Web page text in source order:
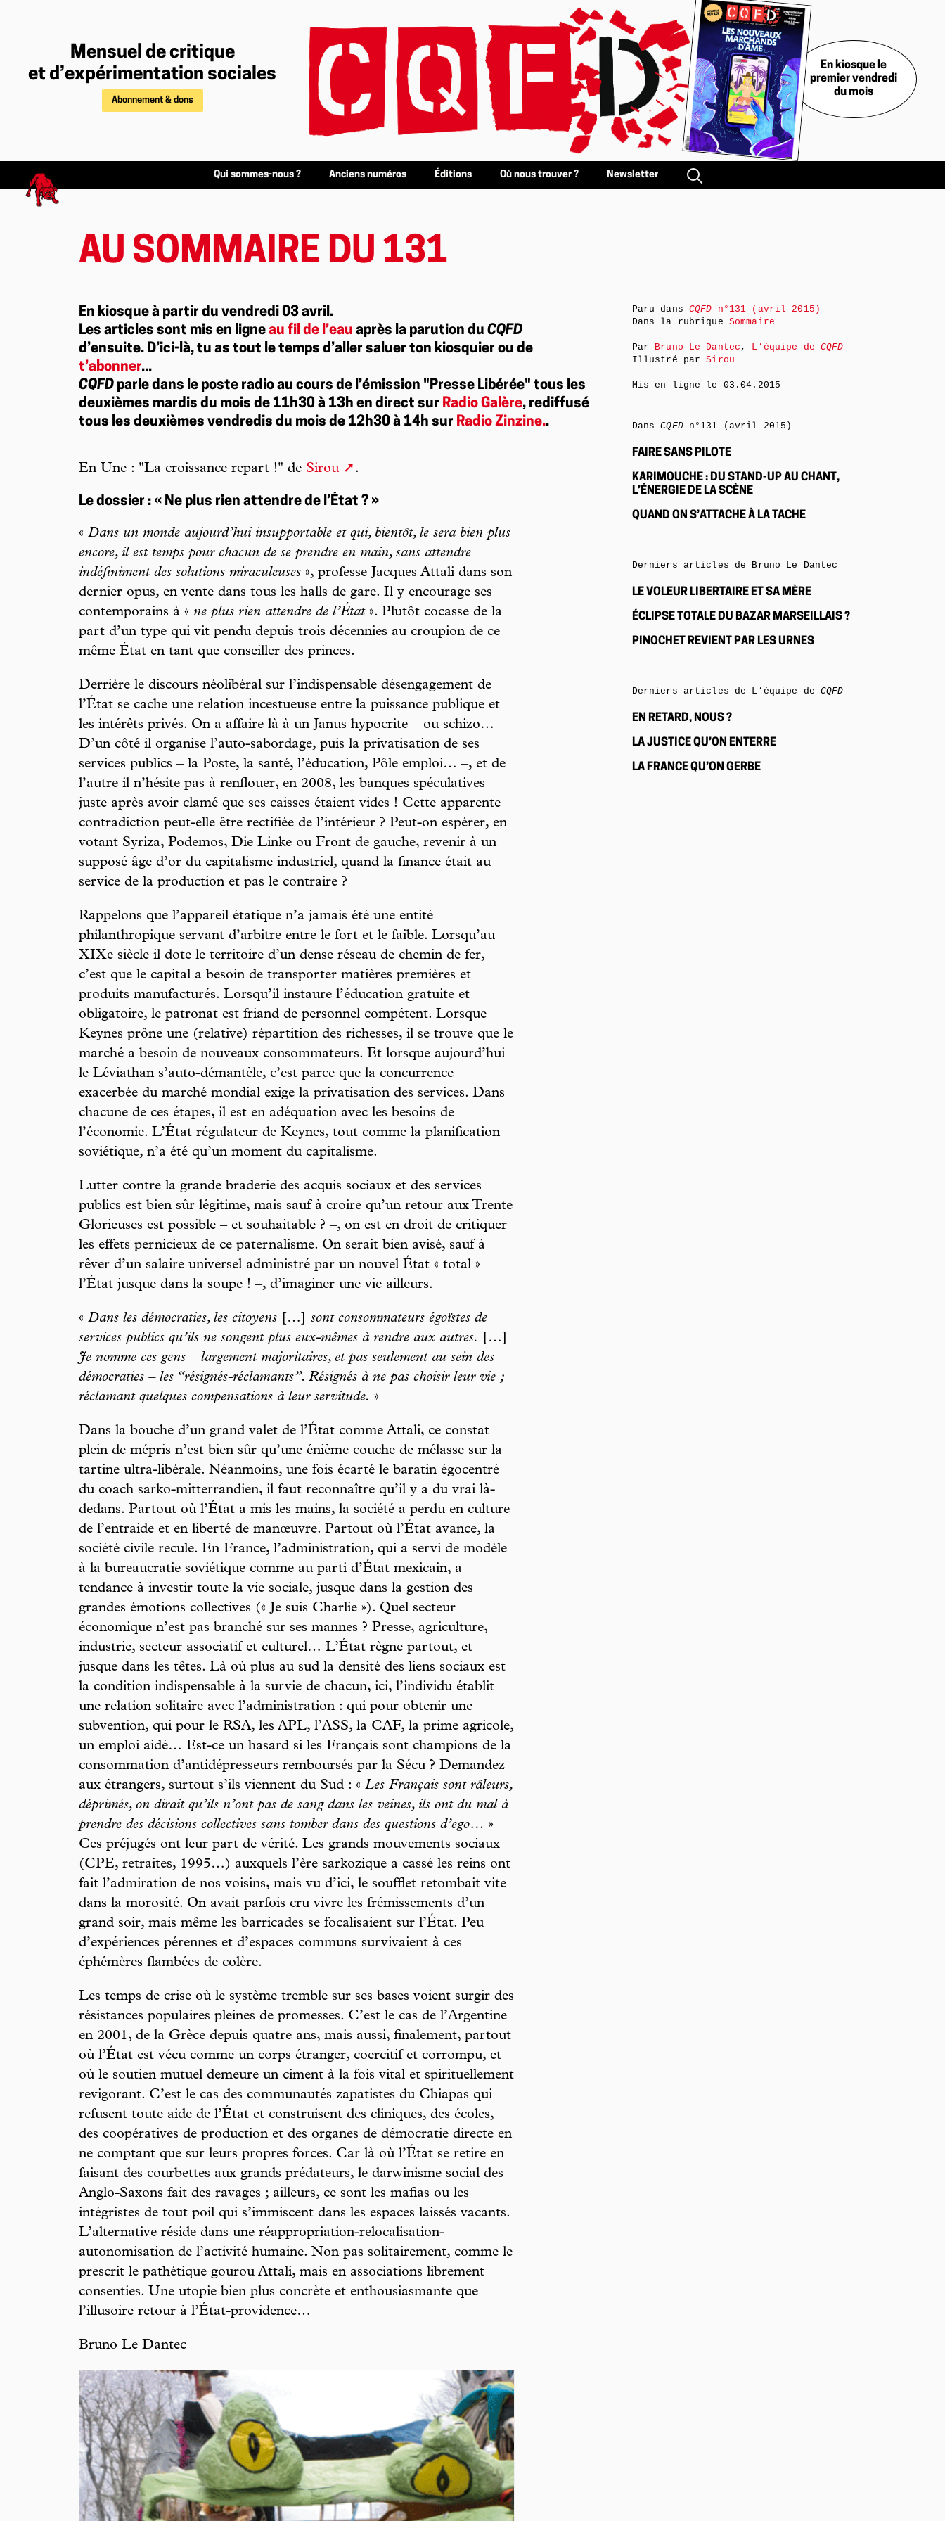
Mensuel de critique
et d’expérimentation sociales
Abonnement & dons
En kiosque le
premier vendredi
du mois
Qui sommes-nous ? Anciens numéros Éditions Où nous trouver ? Newsletter
AU SOMMAIRE DU 131
En kiosque à partir du vendredi 03 avril.
Les articles sont mis en ligne au fil de l’eau après la parution du CQFD
d’ensuite. D’ici-là, tu as tout le temps d’aller saluer ton kiosquier ou de
t’abonner...
CQFD parle dans le poste radio au cours de l’émission "Presse Libérée" tous les
deuxièmes mardis du mois de 11h30 à 13h en direct sur Radio Galère, rediffusé
tous les deuxièmes vendredis du mois de 12h30 à 14h sur Radio Zinzine..
En Une : "La croissance repart !" de Sirou .
Le dossier : « Ne plus rien attendre de l’État ? »
« Dans un monde aujourd’hui insupportable et qui, bientôt, le sera bien plus
encore, il est temps pour chacun de se prendre en main, sans attendre
indéfiniment des solutions miraculeuses », professe Jacques Attali dans son
dernier opus, en vente dans tous les halls de gare. Il y encourage ses
contemporains à « ne plus rien attendre de l’État». Plutôt cocasse de la
part d’un type qui vit pendu depuis trois décennies au croupion de ce
même État en tant que conseiller des princes.
Derrière le discours néolibéral sur l’indispensable désengagement de
l’État se cache une relation incestueuse entre la puissance publique et
les intérêts privés. On a affaire là à un Janus hypocrite – ou schizo…
D’un côté il organise l’auto-sabordage, puis la privatisation de ses
services publics – la Poste, la santé, l’éducation, Pôle emploi… –, et de
l’autre il n’hésite pas à renflouer, en 2008, les banques spéculatives –
juste après avoir clamé que ses caisses étaient vides ! Cette apparente
contradiction peut-elle être rectifiée de l’intérieur ? Peut-on espérer, en
votant Syriza, Podemos, Die Linke ou Front de gauche, revenir à un
supposé âge d’or du capitalisme industriel, quand la finance était au
service de la production et pas le contraire ?
Rappelons que l’appareil étatique n’a jamais été une entité
philanthropique servant d’arbitre entre le fort et le faible. Lorsqu’au
XIXe siècle il dote le territoire d’un dense réseau de chemin de fer,
c’est que le capital a besoin de transporter matières premières et
produits manufacturés. Lorsqu’il instaure l’éducation gratuite et
obligatoire, le patronat est friand de personnel compétent. Lorsque
Keynes prône une (relative) répartition des richesses, il se trouve que le
marché a besoin de nouveaux consommateurs. Et lorsque aujourd’hui
le Léviathan s’auto-démantèle, c’est parce que la concurrence
exacerbée du marché mondial exige la privatisation des services. Dans
chacune de ces étapes, il est en adéquation avec les besoins de
l’économie. L’État régulateur de Keynes, tout comme la planification
soviétique, n’a été qu’un moment du capitalisme.
Lutter contre la grande braderie des acquis sociaux et des services
publics est bien sûr légitime, mais sauf à croire qu’un retour aux Trente
Glorieuses est possible – et souhaitable ? –, on est en droit de critiquer
les effets pernicieux de ce paternalisme. On serait bien avisé, sauf à
rêver d’un salaire universel administré par un nouvel État « total » –
l’État jusque dans la soupe ! –, d’imaginer une vie ailleurs.
« Dans les démocraties, les citoyens […] sont consommateurs égoïstes de
services publics qu’ils ne songent plus eux-mêmes à rendre aux autres. […]
Je nomme ces gens – largement majoritaires, et pas seulement au sein des
démocraties – les “résignés-réclamants”. Résignés à ne pas choisir leur vie ;
réclamant quelques compensations à leur servitude. »
Dans la bouche d’un grand valet de l’État comme Attali, ce constat
plein de mépris n’est bien sûr qu’une énième couche de mélasse sur la
tartine ultra-libérale. Néanmoins, une fois écarté le baratin égocentré
du coach sarko-mitterrandien, il faut reconnaître qu’il y a du vrai là-
dedans. Partout où l’État a mis les mains, la société a perdu en culture
de l’entraide et en liberté de manœuvre. Partout où l’État avance, la
société civile recule. En France, l’administration, qui a servi de modèle
à la bureaucratie soviétique comme au parti d’État mexicain, a
tendance à investir toute la vie sociale, jusque dans la gestion des
grandes émotions collectives (« Je suis Charlie »). Quel secteur
économique n’est pas branché sur ses mannes ? Presse, agriculture,
industrie, secteur associatif et culturel… L’État règne partout, et
jusque dans les têtes. Là où plus au sud la densité des liens sociaux est
la condition indispensable à la survie de chacun, ici, l’individu établit
une relation solitaire avec l’administration : qui pour obtenir une
subvention, qui pour le RSA, les APL, l’ASS, la CAF, la prime agricole,
un emploi aidé… Est-ce un hasard si les Français sont champions de la
consommation d’antidépresseurs remboursés par la Sécu ? Demandez
aux étrangers, surtout s’ils viennent du Sud : « Les Français sont râleurs,
déprimés, on dirait qu’ils n’ont pas de sang dans les veines, ils ont du mal à
prendre des décisions collectives sans tomber dans des questions d’ego… »
Ces préjugés ont leur part de vérité. Les grands mouvements sociaux
(CPE, retraites, 1995…) auxquels l’ère sarkozique a cassé les reins ont
fait l’admiration de nos voisins, mais vu d’ici, le soufflet retombait vite
dans la morosité. On avait parfois cru vivre les frémissements d’un
grand soir, mais même les barricades se focalisaient sur l’État. Peu
d’expériences pérennes et d’espaces communs survivaient à ces
éphémères flambées de colère.
Les temps de crise où le système tremble sur ses bases voient surgir des
résistances populaires pleines de promesses. C’est le cas de l’Argentine
en 2001, de la Grèce depuis quatre ans, mais aussi, finalement, partout
où l’État est vécu comme un corps étranger, coercitif et corrompu, et
où le soutien mutuel demeure un ciment à la fois vital et spirituellement
revigorant. C’est le cas des communautés zapatistes du Chiapas qui
refusent toute aide de l’État et construisent des cliniques, des écoles,
des coopératives de production et des organes de démocratie directe en
ne comptant que sur leurs propres forces. Car là où l’État se retire en
faisant des courbettes aux grands prédateurs, le darwinisme social des
Anglo-Saxons fait des ravages ; ailleurs, ce sont les mafias ou les
intégristes de tout poil qui s’immiscent dans les espaces laissés vacants.
L’alternative réside dans une réappropriation-relocalisation-
autonomisation de l’activité humaine. Non pas solitairement, comme le
prescrit le pathétique gourou Attali, mais en associations librement
consenties. Une utopie bien plus concrète et enthousiasmante que
l’illusoire retour à l’État-providence…
Bruno Le Dantec
Paru dans CQFD n°131 (avril 2015)
Dans la rubrique Sommaire
Par Bruno Le Dantec , L’équipe de CQFD
Illustré parSirou
Mis en ligne le 03.04.2015
DansCQFDn°131 (avril 2015)
FAIRE SANS PILOTE
KARIMOUCHE : DU STAND-UP AU CHANT,
L’ÉNERGIE DE LA SCÈNE
QUAND ON S’ATTACHE À LA TACHE
Derniers articles de Bruno Le Dantec
LE VOLEUR LIBERTAIRE ET SA MÈRE
ÉCLIPSE TOTALE DU BAZAR MARSEILLAIS ?
PINOCHET REVIENT PAR LES URNES
Derniers articles de L’équipe de CQFD
EN RETARD, NOUS ?
LA JUSTICE QU’ON ENTERRE
LA FRANCE QU’ON GERBE